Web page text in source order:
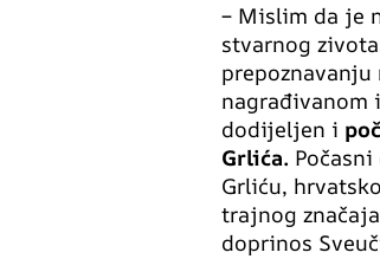
– Mislim da je
stvarnog
nagrađivanom
dodijeljen i
Grlića.
Grliću,
trajnog
doprinos